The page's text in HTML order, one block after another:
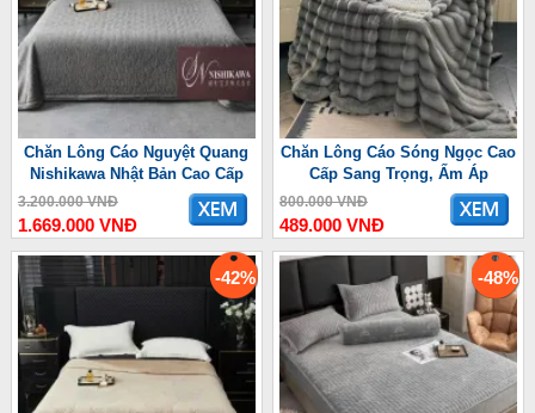
Chăn Lông Cáo Nguyệt Quang
Nishikawa Nhật Bản Cao Cấp
3.200.000 VNĐ
1.669.000 VNĐ
Chăn Lông Cáo Sóng Ngọc Cao
Cấp Sang Trọng, Ấm Áp
800.000 VNĐ
489.000 VNĐ
-42% -48%